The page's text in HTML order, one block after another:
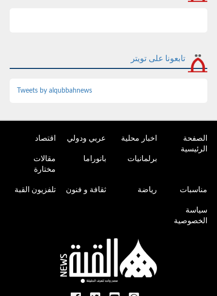
تابعونا على تويتر
Tweets by alqubbahnews
الصفحة
الرئيسية
اخبار محلية عربي ودولي اقتصاد
برلمانيات بانوراما
مقالات
مختارة
مناسبات رياضة ثقافة و فنون تلفزيون القبة
سياسة
الخصوصية